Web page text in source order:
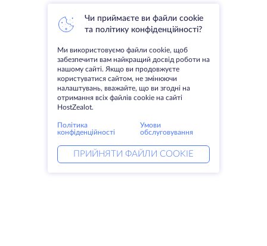
Чи приймаєте ви файли cookie
та політику конфіденційності?
Ми використовуємо файли cookie, щоб
забезпечити вам найкращий досвід роботи на
нашому сайті. Якщо ви продовжуєте
користуватися сайтом, не змінюючи
налаштувань, вважайте, що ви згодні на
отримання всіх файлів cookie на сайті
HostZealot.
Політика
конфіденційності
Умови
обслуговування
ПРИЙНЯТИ ФАЙЛИ COOKIE